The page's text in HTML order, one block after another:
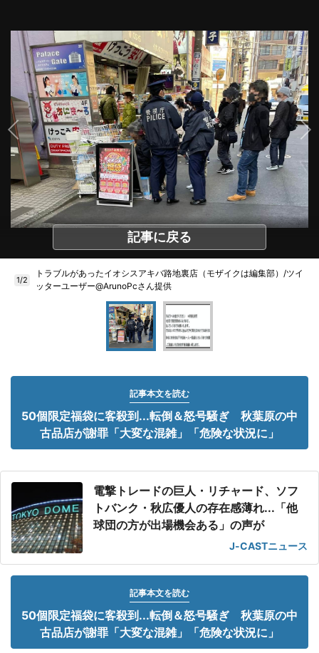
記事に戻る
1/2
トラブルがあったイオシスアキバ路地裏店（モザイクは編集部）/ツイ
ッターユーザー@ArunoPcさん提供
記事本文を読む
50個限定福袋に客殺到...転倒＆怒号騒ぎ 秋葉原の中
古品店が謝罪「大変な混雑」「危険な状況に」
電撃トレードの巨人・リチャード、ソフ
トバンク・秋広優人の存在感薄れ...「他
球団の方が出場機会ある」の声が
J-CASTニュース
記事本文を読む
50個限定福袋に客殺到...転倒＆怒号騒ぎ 秋葉原の中
古品店が謝罪「大変な混雑」「危険な状況に」